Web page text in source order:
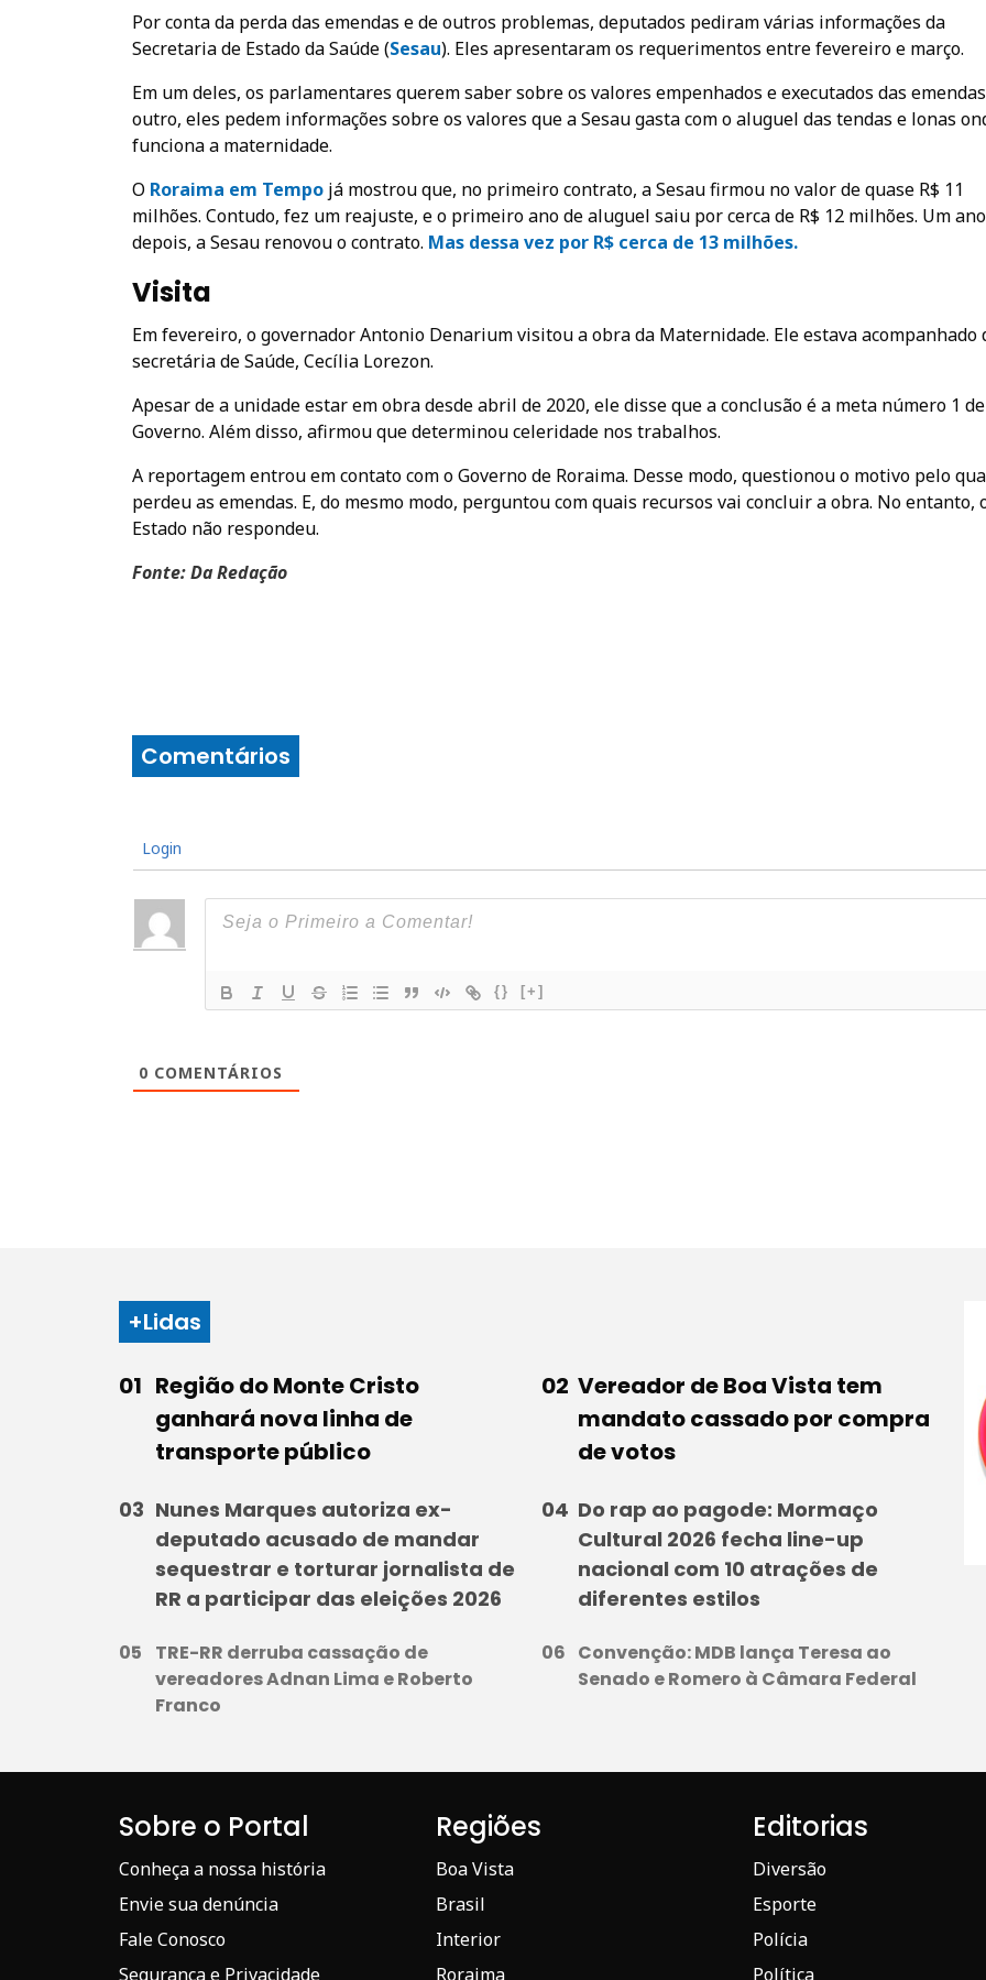
Por conta da perda das emendas e de outros problemas, deputados pediram várias informações da
Secretaria de Estado da Saúde (Sesau). Eles apresentaram os requerimentos entre fevereiro e março.
Em um deles, os parlamentares querem saber sobre os valores empenhados e executados das
outro, eles pedem informações sobre os valores que a Sesau gasta com o aluguel das tendas e lonas
funciona a maternidade.
O Roraima em Tempo já mostrou que, no primeiro contrato, a Sesau firmou no valor de quase R$ 11
milhões. Contudo, fez um reajuste, e o primeiro ano de aluguel saiu por cerca de R$ 12 milhões. Um ano
depois, a Sesau renovou o contrato. Mas dessa vez por R$ cerca de 13 milhões.
Visita
Em fevereiro, o governador Antonio Denarium visitou a obra da Maternidade. Ele estava acompanhado
secretária de Saúde, Cecília Lorezon.
Apesar de a unidade estar em obra desde abril de 2020, ele disse que a conclusão é a meta número 1
Governo. Além disso, afirmou que determinou celeridade nos trabalhos.
A reportagem entrou em contato com o Governo de Roraima. Desse modo, questionou o motivo pelo
perdeu as emendas. E, do mesmo modo, perguntou com quais recursos vai concluir a obra. No entanto,
Estado não respondeu.
Fonte: Da Redação
Comentários
Login
{} [+]
0 COMENTÁRIOS
+Lidas
Região do Monte Cristo
ganhará nova linha de
transporte público
Vereador de Boa Vista tem
mandato cassado por compra
de votos
Nunes Marques autoriza ex-
deputado acusado de mandar
sequestrar e torturar jornalista de
RR a participar das eleições 2026
Do rap ao pagode: Mormaço
Cultural 2026 fecha line-up
nacional com 10 atrações de
diferentes estilos
TRE-RR derruba cassação de
vereadores Adnan Lima e Roberto
Franco
Convenção: MDB lança Teresa ao
Senado e Romero à Câmara Federal
Sobre o Portal
Conheça a nossa história
Envie sua denúncia
Fale Conosco
Segurança e Privacidade
Regiões
Boa Vista
Brasil
Interior
Roraima
Editorias
Diversão
Esporte
Polícia
Política